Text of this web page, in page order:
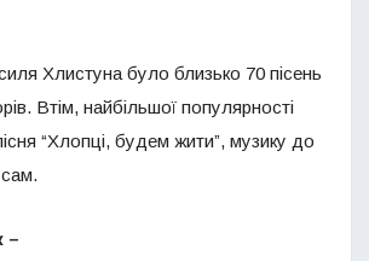
Хлистуна було близько 70 пісень
Втім, найбільшої популярності
“Хлопці, будем жити”, музику до
сам.
–